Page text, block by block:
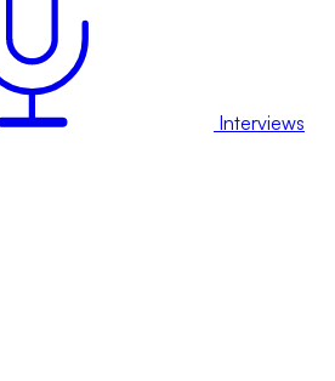
Interviews